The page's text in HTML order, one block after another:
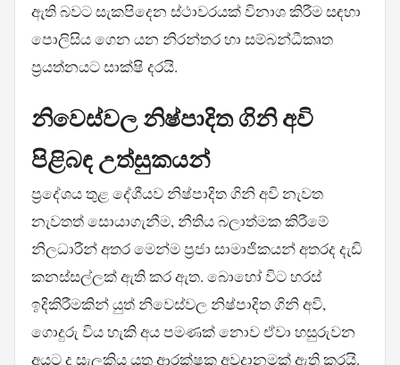
ඇති බවට සැකපිදෙන ස්ථාවරයක් විනාශ කිරීම සඳහා
පොලිසිය ගෙන යන නිරන්තර හා සම්බන්ධීකෘත
ප්‍රයත්නයට සාක්ෂි දරයි.
නිවෙස්වල නිෂ්පාදිත ගිනි අවි
පිළිබඳ උත්සුකයන්
ප්‍රදේශය තුළ දේශීයව නිෂ්පාදිත ගිනි අවි නැවත
නැවතත් සොයාගැනීම, නීතිය බලාත්මක කිරීමේ
නිලධාරීන් අතර මෙන්ම ප්‍රජා සාමාජිකයන් අතරද දැඩි
කනස්සල්ලක් ඇති කර ඇත. බොහෝ විට හරස්
ඉදිකිරීමකින් යුත් නිවෙස්වල නිෂ්පාදිත ගිනි අවි,
ගොදුරු විය හැකි අය පමණක් නොව ඒවා හසුරුවන
අයට ද සැලකිය යුතු ආරක්ෂක අවදානමක් ඇති කරයි.